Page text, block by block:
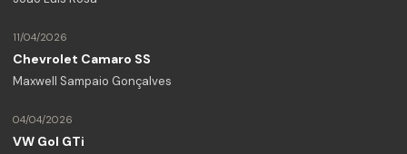
11/04/2026
Chevrolet Camaro SS
Maxwell Sampaio Gonçalves
04/04/2026
VW Gol GTi